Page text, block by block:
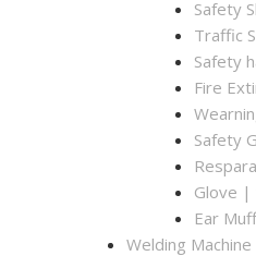
Safety
Traffic
Safety
Fire
Safety
Glove |
Ear
Welding Machine